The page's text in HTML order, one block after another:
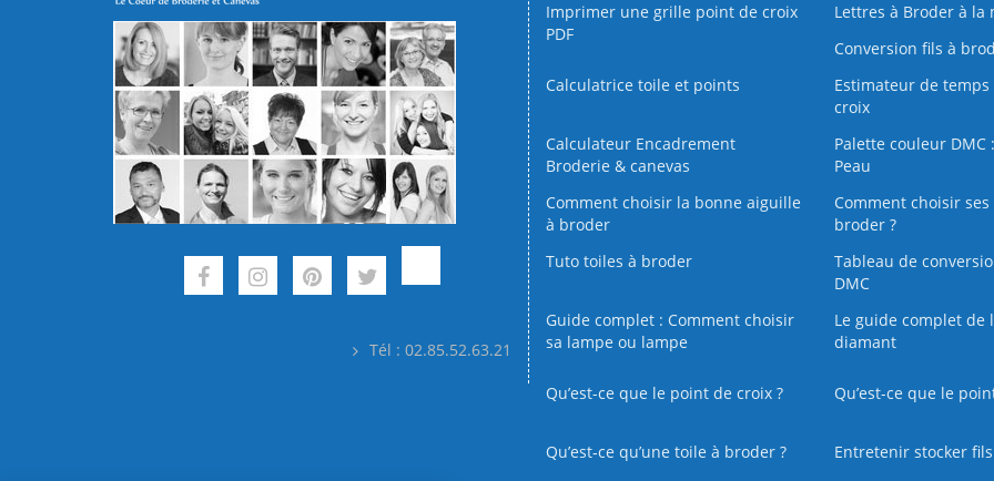
Tél : 02.85.52.63.21
Imprimer une grille point de croix
PDF
Lettres à Broder à la
Conversion fils à
Calculatrice toile et points
Estimateur de temps
croix
Calculateur Encadrement
Broderie & canevas
Palette couleur DMC
Peau
Comment choisir la bonne aiguille
à broder
Comment choisir ses
broder ?
Tuto toiles à broder
Tableau de
DMC
Guide complet : Comment choisir
sa lampe ou lampe
Le guide complet de
diamant
Qu’est-ce que le point de croix ? Qu’est-ce que le
Qu’est‑ce qu’une toile à broder ?
Entretenir stocker